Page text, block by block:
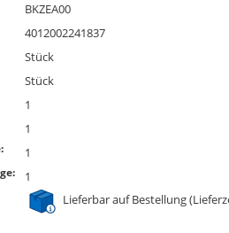
BKZEA00
4012002241837
Stück
Stück
1
1
1
1
Lieferbar auf Bestellung